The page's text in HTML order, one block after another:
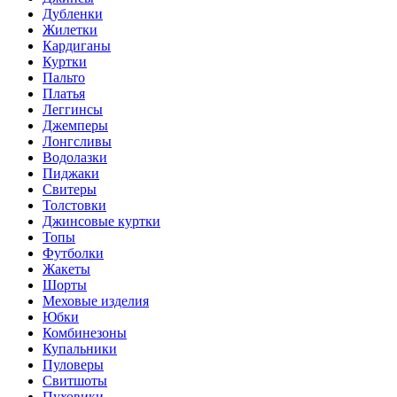
Дубленки
Жилетки
Кардиганы
Куртки
Пальто
Платья
Леггинсы
Джемперы
Лонгсливы
Водолазки
Пиджаки
Свитеры
Толстовки
Джинсовые куртки
Топы
Футболки
Жакеты
Шорты
Меховые изделия
Юбки
Комбинезоны
Купальники
Пуловеры
Свитшоты